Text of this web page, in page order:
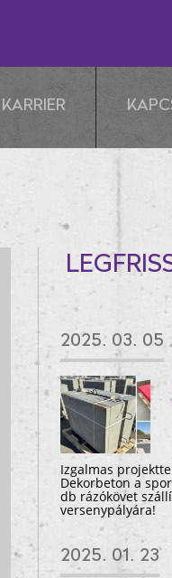
KARRIER
2025. 03. 05
Izgalmas
Dekorbeton a
db rázókövet
versenypályára!
2025. 01. 23